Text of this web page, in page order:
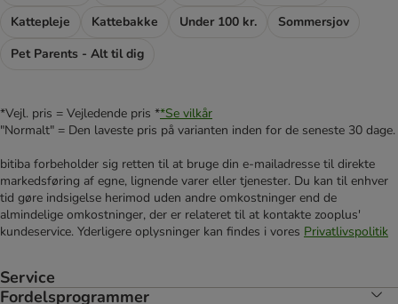
Kattepleje
Kattebakke Under 100 kr.
Sommersjov
Pet Parents - Alt til dig
*Vejl. pris = Vejledende pris **Se vilkår
"Normalt" = Den laveste pris på varianten inden for de seneste 30 dage.
bitiba forbeholder sig retten til at bruge din e-mailadresse til direkte
markedsføring af egne, lignende varer eller tjenester. Du kan til enhver
tid gøre indsigelse herimod uden andre omkostninger end de
almindelige omkostninger, der er relateret til at kontakte zooplus'
kundeservice. Yderligere oplysninger kan findes i vores Privatlivspolitik
Service
Fordelsprogrammer